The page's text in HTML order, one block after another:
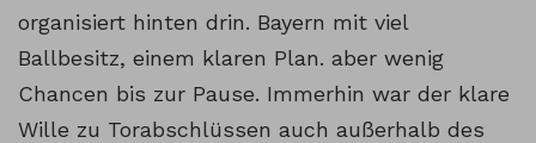
organisiert hinten drin. Bayern mit viel
Ballbesitz, einem klaren Plan. aber wenig
Chancen bis zur Pause. Immerhin war der klare
Wille zu Torabschlüssen auch außerhalb des